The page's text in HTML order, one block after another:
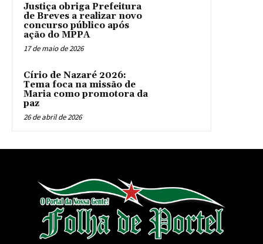
Justiça obriga Prefeitura
de Breves a realizar novo
concurso público após
ação do MPPA
17 de maio de 2026
Círio de Nazaré 2026:
Tema foca na missão de
Maria como promotora da
paz
26 de abril de 2026